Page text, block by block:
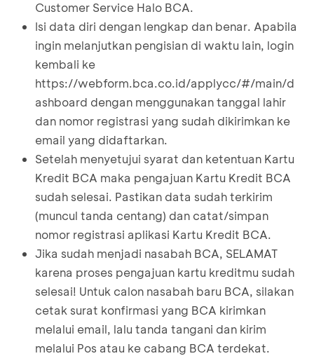
Customer Service Halo BCA.
Isi data diri dengan lengkap dan benar. Apabila
ingin melanjutkan pengisian di waktu lain, login
kembali ke
https://webform.bca.co.id/applycc/#/main/d
ashboard dengan menggunakan tanggal lahir
dan nomor registrasi yang sudah dikirimkan ke
email yang didaftarkan.
Setelah menyetujui syarat dan ketentuan Kartu
Kredit BCA maka pengajuan Kartu Kredit BCA
sudah selesai. Pastikan data sudah terkirim
(muncul tanda centang) dan catat/simpan
nomor registrasi aplikasi Kartu Kredit BCA.
Jika sudah menjadi nasabah BCA, SELAMAT
karena proses pengajuan kartu kreditmu sudah
selesai! Untuk calon nasabah baru BCA, silakan
cetak surat konfirmasi yang BCA kirimkan
melalui email, lalu tanda tangani dan kirim
melalui Pos atau ke cabang BCA terdekat.